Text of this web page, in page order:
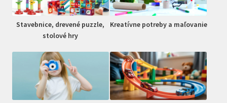
Stavebnice, drevené puzzle,
stolové hry
Kreatívne potreby a maľovanie